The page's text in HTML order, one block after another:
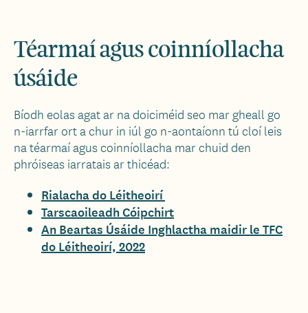
Téarmaí agus coinníollacha
úsáide
Bíodh eolas agat ar na doiciméid seo mar gheall go
n-iarrfar ort a chur in iúl go n-aontaíonn tú cloí leis
na téarmaí agus coinníollacha mar chuid den
phróiseas iarratais ar thicéad:
Rialacha do Léitheoirí
Tarscaoileadh Cóipchirt
An Beartas Úsáide Inghlactha maidir le TFC
do Léitheoirí,2022